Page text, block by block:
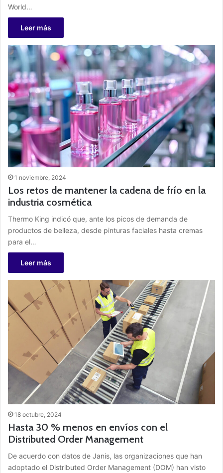
World…
Leer más
1 noviembre, 2024
Los retos de mantener la cadena de frío en la
industria cosmética
Thermo King indicó que, ante los picos de demanda de
productos de belleza, desde pinturas faciales hasta cremas
para el…
Leer más
18 octubre, 2024
Hasta 30 % menos en envíos con el
Distributed Order Management
De acuerdo con datos de Janis, las organizaciones que han
adoptado el Distributed Order Management (DOM) han visto